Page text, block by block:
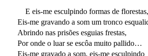
E eis-me esculpindo formas de florestas,
Eis-me gravando a som um tronco
Abrindo nas prisões esguias frestas,
Por onde o luar se escôa muito pallido…
Eis-me gravado a som, eis-me esculpindo